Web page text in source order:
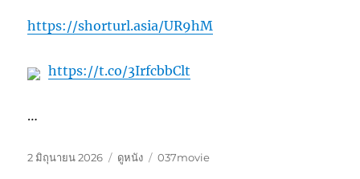
https://shorturl.asia/UR9hM
https://t.co/3IrfcbbClt
…
เขียน
2 มิถุนายน 2026
หมวด
ดูหนัง
ป้าย
037movie